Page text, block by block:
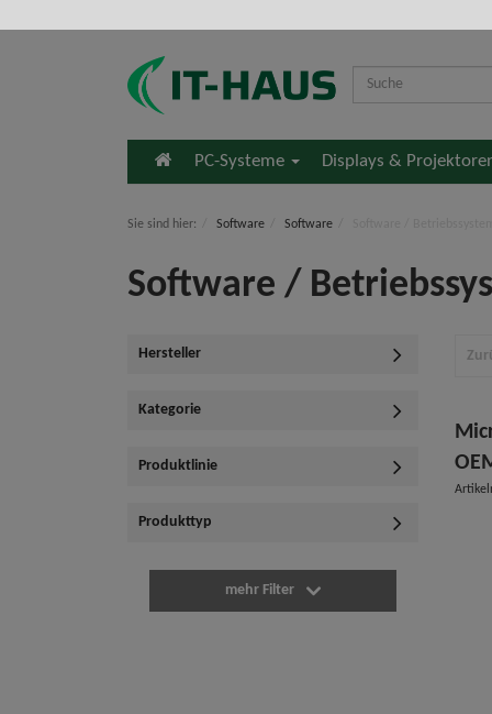
Startseite
PC-Systeme Displays &
Sie sind hier: Software Software
Software /
Hersteller
Kategorie
Produktlinie
Produkttyp
mehr Filter